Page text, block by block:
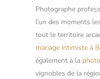
Photographe
l’un des moments
tout le territoire
mariage intimiste à
également à la
vignobles de la